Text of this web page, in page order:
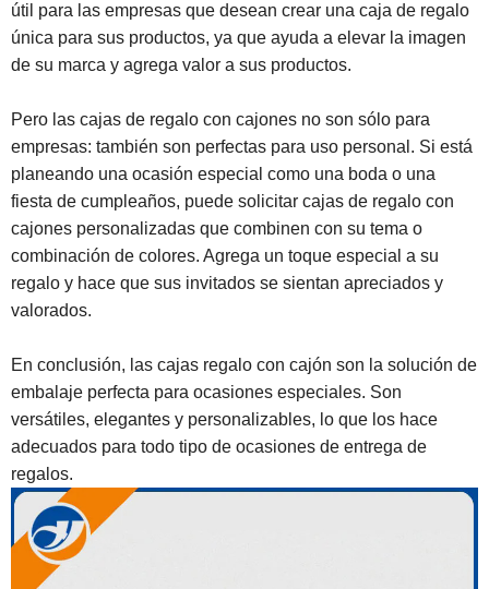
útil para las empresas que desean crear una caja de regalo
única para sus productos, ya que ayuda a elevar la imagen
de su marca y agrega valor a sus productos.
Pero las cajas de regalo con cajones no son sólo para
empresas: también son perfectas para uso personal. Si está
planeando una ocasión especial como una boda o una
fiesta de cumpleaños, puede solicitar cajas de regalo con
cajones personalizadas que combinen con su tema o
combinación de colores. Agrega un toque especial a su
regalo y hace que sus invitados se sientan apreciados y
valorados.
En conclusión, las cajas regalo con cajón son la solución de
embalaje perfecta para ocasiones especiales. Son
versátiles, elegantes y personalizables, lo que los hace
adecuados para todo tipo de ocasiones de entrega de
regalos.